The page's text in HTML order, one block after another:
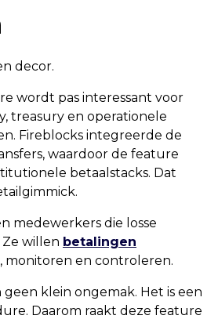
decor.
wordt pas interessant voor
treasury en operationele
Fireblocks integreerde de
waardoor de feature
betaalstacks. Dat
medewerkers die losse
willen betalingen
monitoren en controleren.
geen klein ongemak. Het is een
Daarom raakt deze feature